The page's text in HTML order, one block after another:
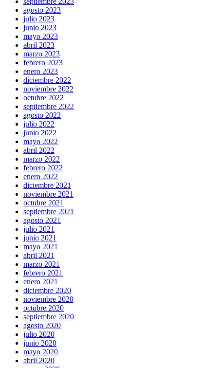
agosto 2023
julio 2023
junio 2023
mayo 2023
abril 2023
marzo 2023
febrero 2023
enero 2023
diciembre 2022
noviembre 2022
octubre 2022
septiembre 2022
agosto 2022
julio 2022
junio 2022
mayo 2022
abril 2022
marzo 2022
febrero 2022
enero 2022
diciembre 2021
noviembre 2021
octubre 2021
septiembre 2021
agosto 2021
julio 2021
junio 2021
mayo 2021
abril 2021
marzo 2021
febrero 2021
enero 2021
diciembre 2020
noviembre 2020
octubre 2020
septiembre 2020
agosto 2020
julio 2020
junio 2020
mayo 2020
abril 2020